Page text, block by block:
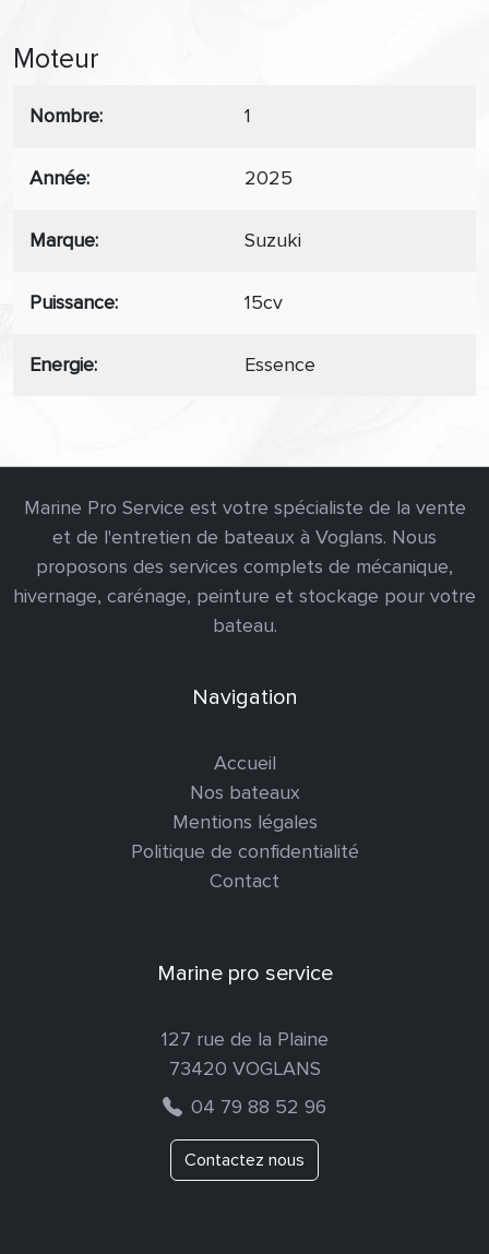
Moteur
Nombre 1
Année 2025
Marque Suzuki
Puissance 15cv
Energie Essence
Marine Pro Service est votre spécialiste de la vente
et de l'entretien de bateaux à Voglans. Nous
proposons des services complets de mécanique,
hivernage, carénage, peinture et stockage pour votre
bateau.
Navigation
Accueil
Nos bateaux
Mentions légales
Politique de confidentialité
Contact
Marine pro service
127 rue de la Plaine
73420 VOGLANS
04 79 88 52 96
Contactez nous